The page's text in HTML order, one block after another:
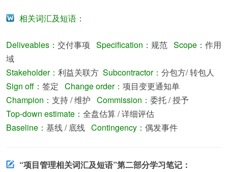
相关词汇及短语：
Deliveables： 交付事项 Specification： 规范 Scope： 作用
域
Stakeholder： 利益关联方 Subcontractor： 分包方/ 转包人
Sign off： 签定 Change order： 项目变更通知单
Champion： 支持 / 维护 Commission： 委托 / 授予
Top-down estimate： 全盘估算 / 详细评估
Baseline： 基线 / 底线 Contingency： 偶发事件
“项目管理相关词汇及短语”第二部分学习笔记：